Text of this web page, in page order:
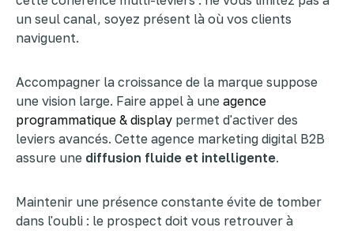
un seul canal, soyez présent là où vos clients
naviguent.
Accompagner la croissance de la marque suppose
une vision large. Faire appel à une agence
programmatique & display permet d'activer des
leviers avancés. Cette agence marketing digital B2B
assure une diffusion fluide et intelligente.
Maintenir une présence constante évite de tomber
dans l'oubli : le prospect doit vous retrouver à